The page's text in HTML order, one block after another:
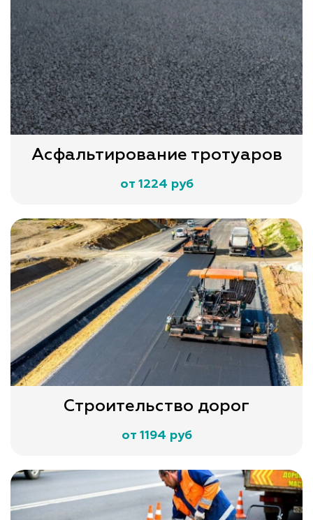
Асфальтирование тротуаров
от 1224 руб
Строительство дорог
от 1194 руб